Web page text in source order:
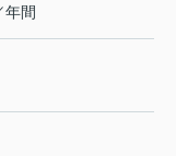
年間